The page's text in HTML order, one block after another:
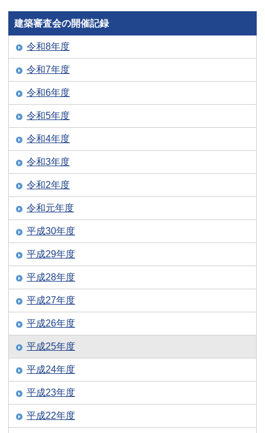
建築審査会の開催記録
令和8年度
令和7年度
令和6年度
令和5年度
令和4年度
令和3年度
令和2年度
令和元年度
平成30年度
平成29年度
平成28年度
平成27年度
平成26年度
平成25年度
平成24年度
平成23年度
平成22年度